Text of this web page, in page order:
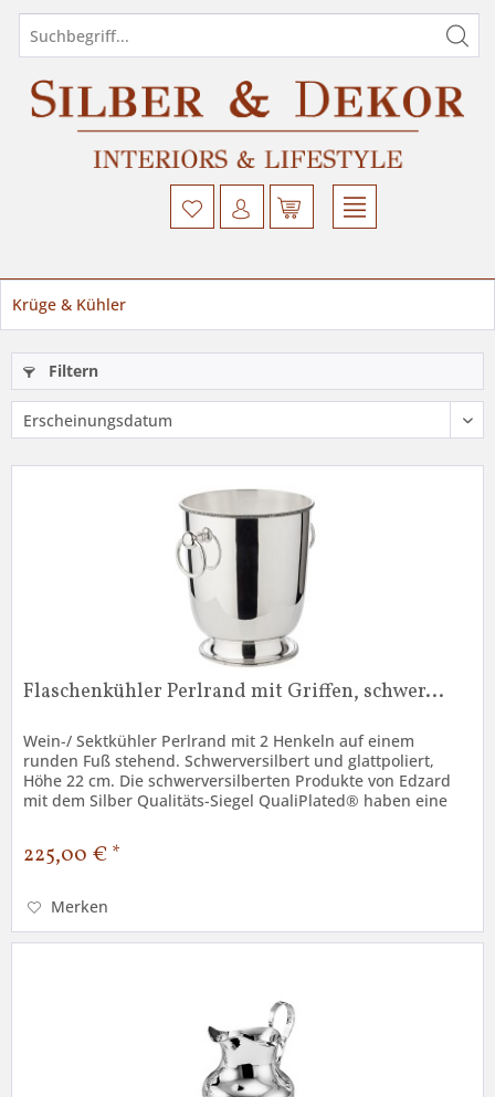
Krüge & Kühler
Filtern
Flaschenkühler Perlrand mit Griffen, schwer...
Wein-/ Sektkühler Perlrand mit 2 Henkeln auf einem
runden Fuß stehend. Schwerversilbert und glattpoliert,
Höhe 22 cm. Die schwerversilberten Produkte von Edzard
mit dem Silber Qualitäts-Siegel QualiPlated® haben eine
225,00 € *
Merken